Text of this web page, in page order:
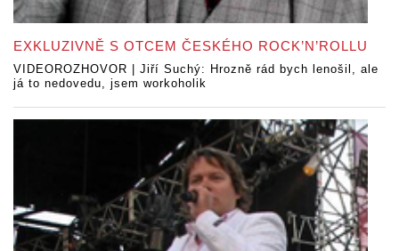
EXKLUZIVNĚ S OTCEM ČESKÉHO ROCK’N’ROLLU
VIDEOROZHOVOR | Jiří Suchý: Hrozně rád bych lenošil, ale
já to nedovedu, jsem workoholik